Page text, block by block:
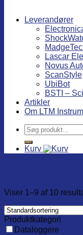
Leverandører
Lascar
Novus
ScanStyle
UbiBot
BSTI –
Artikler
Om LTM
Søg
efter:
Kurv
Viser 1–9 af 10
Produktkategori
Dataloggere